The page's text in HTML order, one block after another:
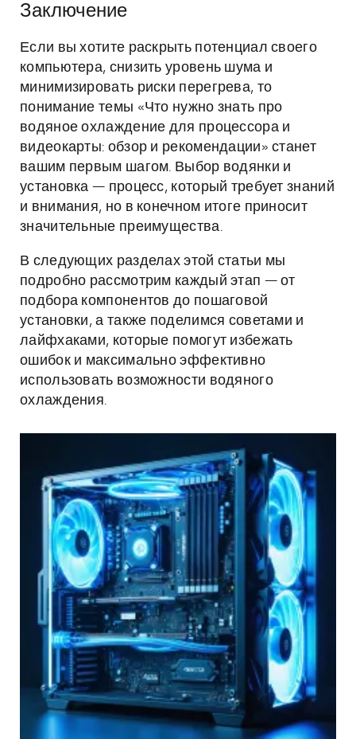
Заключение
Если вы хотите раскрыть потенциал своего
компьютера, снизить уровень шума и
минимизировать риски перегрева, то
понимание темы «Что нужно знать про
водяное охлаждение для процессора и
видеокарты: обзор и рекомендации» станет
вашим первым шагом. Выбор водянки и
установка — процесс, который требует знаний
и внимания, но в конечном итоге приносит
значительные преимущества.
В следующих разделах этой статьи мы
подробно рассмотрим каждый этап — от
подбора компонентов до пошаговой
установки, а также поделимся советами и
лайфхаками, которые помогут избежать
ошибок и максимально эффективно
использовать возможности водяного
охлаждения.